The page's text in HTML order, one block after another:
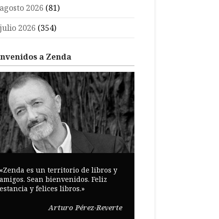
2026 (81)
2026 (354)
a Zenda
es un territorio de libros y
Sean bienvenidos. Feliz
y felices libros.»
Arturo Pérez-Reverte